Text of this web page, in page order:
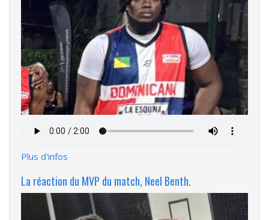
audio
Plus d'infos
La réaction du MVP du match, Neel Benth.